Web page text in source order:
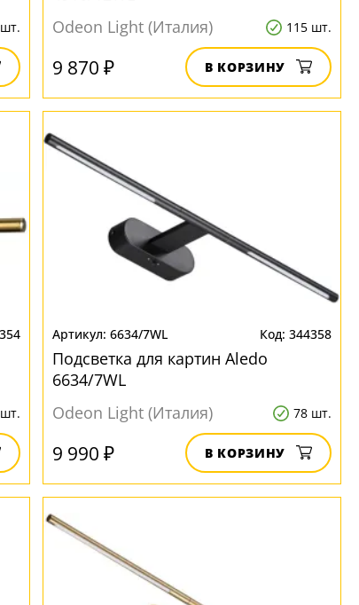
Odeon Light (Италия)
115 шт.
9 870 ₽ В КОРЗИНУ
6634/7WL 344358
Подсветка для картин Aledo
6634/7WL
Odeon Light (Италия)
78 шт.
9 990 ₽ В КОРЗИНУ